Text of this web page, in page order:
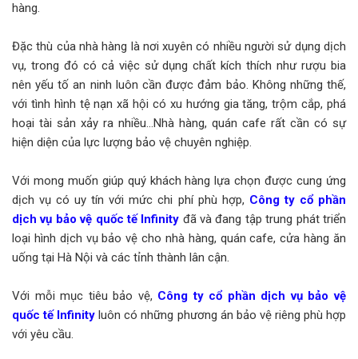
hàng.
Đặc thù của nhà hàng là nơi xuyên có nhiều người sử dụng dịch
vụ, trong đó có cả việc sử dụng chất kích thích như rượu bia
nên yếu tố an ninh luôn cần được đảm bảo. Không những thế,
với tình hình tệ nạn xã hội có xu hướng gia tăng, trộm cắp, phá
hoại tài sản xảy ra nhiều…Nhà hàng, quán cafe rất cần có sự
hiện diện của lực lượng bảo vệ chuyên nghiệp.
Với mong muốn giúp quý khách hàng lựa chọn được cung ứng
dịch vụ có uy tín với mức chi phí phù hợp, Công ty cổ phần
dịch vụ bảo vệ quốc tế Infinity đã và đang tập trung phát triển
loại hình dịch vụ bảo vệ cho nhà hàng, quán cafe, cửa hàng ăn
uống tại Hà Nội và các tỉnh thành lân cận.
Với mỗi mục tiêu bảo vệ, Công ty cổ phần dịch vụ bảo vệ
quốc tế Infinity luôn có những phương án bảo vệ riêng phù hợp
với yêu cầu.